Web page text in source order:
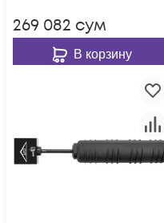
269 082 сум
В корзину